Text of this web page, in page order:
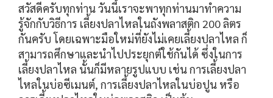
สวัสดีครับทุกท่าน วันนี้เราจะพาทุกท่านมาทำความ
รู้จักกับวิธีการ เลี้ยงปลาไหลในถังพลาสติก 200 ลิตร
กันครับ โดยเฉพาะมือใหม่ที่ยังไม่เคยเลี้ยงปลาไหล ก็
สามารถศึกษาและนำไปประยุกต์ใช้กันได้ ซึ่งในการ
เลี้ยงปลาไหล นั้นก็มีหลายรูปแบบ เช่น การเลี้ยงปลา
ไหลในบ่อซีเมนต์, การเลี้ยงปลาไหลในบ่อปูน หรือ